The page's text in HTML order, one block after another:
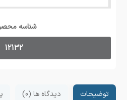
شناسه
12132
توضیحات دیدگاه ها (0)